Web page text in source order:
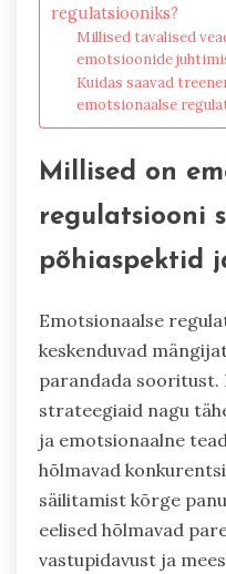
regulatsiooniks?
Millised tavalised
emotsioonide
Kuidas saavad
emotsionaalse
Millised on
regulatsiooni
põhiaspektid
Emotsionaalse
keskenduvad
parandada sooritust.
strateegiaid nagu
ja emotsionaalne
hõlmavad
säilitamist kõrge
eelised hõlmavad
vastupidavust ja